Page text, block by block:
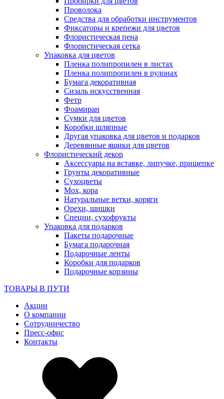
Проволока
Средства для обработки инструментов
Фиксаторы и крепежи для цветов
Флористическая пена
Флористическая сетка
Упаковка для цветов
Пленка полипропилен в листах
Пленка полипропилен в рулонах
Бумага декоративная
Сизаль искусственная
Фетр
Фоамиран
Сумки для цветов
Коробки шляпные
Другая упаковка для цветов и подарков
Деревянные ящики для цветов
Флористический декор
Аксессуары на вставке, липучке, прищепке
Грунты декоративные
Сухоцветы
Мох, кора
Натуральные ветки, коряги
Орехи, шишки
Специи, сухофрукты
Упаковка для подарков
Пакеты подарочные
Бумага подарочная
Подарочные ленты
Коробки для подарков
Подарочные корзины
ТОВАРЫ В ПУТИ
Акции
О компании
Сотрудничество
Пресс-офис
Контакты